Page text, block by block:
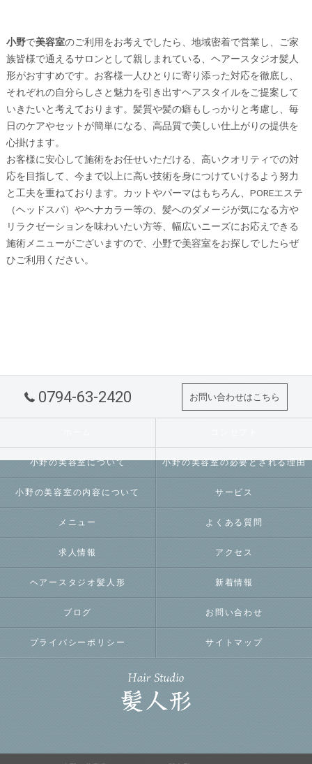
小野で美容室のご利用をお考えでしたら、地域密着で営業し、ご家
族皆様で通えるサロンとして親しまれている、ヘアースタジオ髪人
形がおすすめです。お客様一人ひとりに寄り添った対応を徹底し、
それぞれの自分らしさと魅力を引き出すヘアスタイルをご提案して
いきたいと考えております。髪質や髪の癖もしっかりと考慮し、毎
日のケアやセットが簡単になる、高品質で美しい仕上がりの提供を
心掛けます。
お客様に安心して施術をお任せいただける、高いクオリティでの対
応を目指して、今まで以上に高い技術を身につけていけるよう努力
と工夫を重ねております。カットやパーマはもちろん、POREエステ
（ヘッドスパ）やヘナカラー等の、髪へのダメージが気になる方や
リラクゼーションを味わいたい方等、幅広いニーズにお応えできる
施術メニューがございますので、 小野で美容室をお探しでしたらぜ
ひご利用ください。
0794-63-2420 お問い合わせはこちら
小野の美容室について 小野の美容室の必要とされる理由
小野の美容室の内容について サービス
メニュー よくある質問
求人情報 アクセス
ヘアースタジオ髪人形 新着情報
ブログ お問い合わせ
プライバシーポリシー サイトマップ